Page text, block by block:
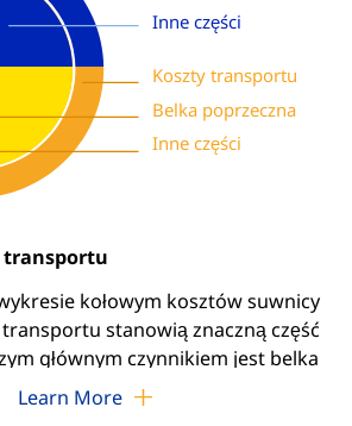
Inne części
Koszty transportu
Belka poprzeczna
Inne części
transportu
kołowym kosztów suwnicy
stanowią znaczną część
głównym czynnikiem jest belka
się tym czynnikiem kosztowym,
Learn More